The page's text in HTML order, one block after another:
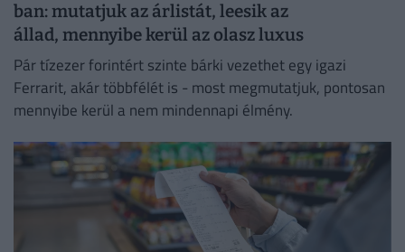
ban: mutatjuk az árlistát, leesik az
állad, mennyibe kerül az olasz luxus
Pár tízezer forintért szinte bárki vezethet egy igazi
Ferrarit, akár többfélét is - most megmutatjuk, pontosan
mennyibe kerül a nem mindennapi élmény.